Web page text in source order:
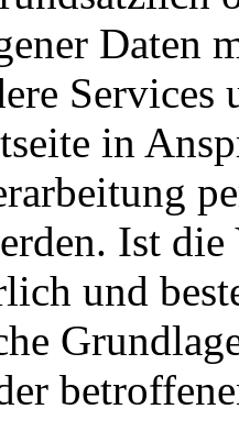
Daten
Services
in
Ist die
und